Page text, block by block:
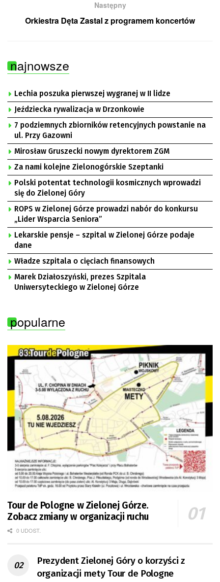
Następny
Orkiestra Dęta Zastal z programem koncertów
najnowsze
Lechia poszuka pierwszej wygranej w II lidze
Jeździecka rywalizacja w Drzonkowie
7 podziemnych zbiorników retencyjnych powstanie na
ul. Przy Gazowni
Mirosław Gruszecki nowym dyrektorem ZGM
Za nami kolejne Zielonogórskie Szeptanki
Polski potentat technologii kosmicznych wprowadzi
się do Zielonej Góry
ROPS w Zielonej Górze prowadzi nabór do konkursu
„Lider Wsparcia Seniora”
Lekarskie pensje – szpital w Zielonej Górze podaje
dane
Władze szpitala o cięciach finansowych
Marek Działoszyński, prezes Szpitala
Uniwersyteckiego w Zielonej Górze
popularne
Tour de Pologne w Zielonej Górze.
Zobacz zmiany w organizacji ruchu
0 UDOST.
Prezydent Zielonej Góry o korzyści z
organizacji mety Tour de Pologne